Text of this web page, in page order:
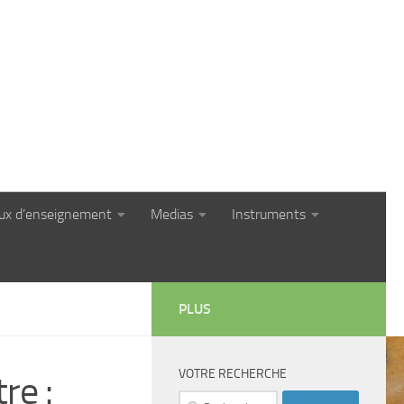
d’enseignement Medias Instruments
:
PLUS
VOTRE RECHERCHE
Rechercher :